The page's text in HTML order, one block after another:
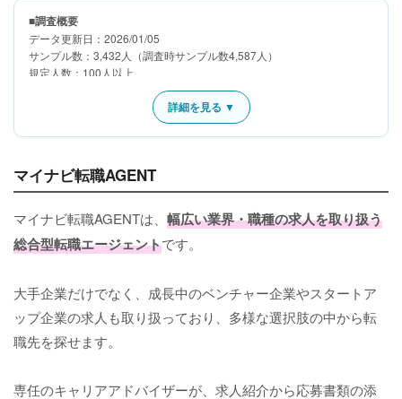
■調査概要
データ更新日：2026/01/05
サンプル数：3,432人（調査時サンプル数4,587人）
規定人数：100人以上
調査企業（サービス）数：18（調査企業詳細
定義：転職希望者と人材採用を考えている顧客企業双方に対して、それ
ぞれの条件に沿った就業先または人材を紹介する企業（※）
ただし、以下は対象外とする
2)特定の職種・業種・ユーザー属性・年齢層・年収層・条件に特化した
企業 ※年代別、職種別を除く
3)サーチ型ヘッドハンティング企業
4)特定地域のみの求人を扱っている企業
調査期間：2025/09/03～2025/10/06、2024/08/21～2024/09/24、
調査対象
性別：指定なし 年齢：20～69歳 地域：全国
条件：過去5年以内に人材紹介会社を利用して転職したことがあり、決
定時の年収が600万円未満の人
詳細を見る ▼
マイナビ転職AGENT
マイナビ転職AGENTは、 幅広い業界・職種の求人を取り扱う
総合型転職エージェントです。
大手企業だけでなく、成長中のベンチャー企業やスタートア
ップ企業の求人も取り扱っており、多様な選択肢の中から転
職先を探せます。
専任のキャリアアドバイザーが、求人紹介から応募書類の添